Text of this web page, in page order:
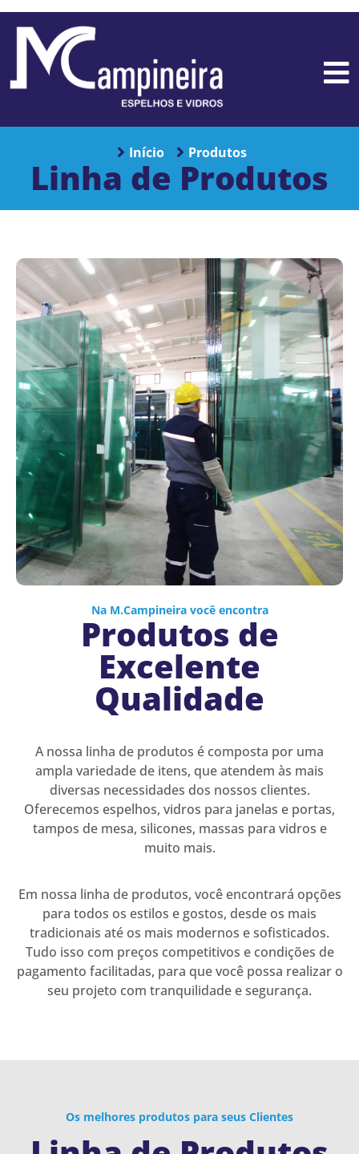
Início Produtos
Linha de Produtos
Na M.Campineira você encontra
Produtos de
Excelente
Qualidade
A nossa linha de produtos é composta por uma
ampla variedade de itens, que atendem às mais
diversas necessidades dos nossos clientes.
Oferecemos espelhos, vidros para janelas e portas,
tampos de mesa, silicones, massas para vidros e
muito mais.
Em nossa linha de produtos, você encontrará opções
para todos os estilos e gostos, desde os mais
tradicionais até os mais modernos e sofisticados.
Tudo isso com preços competitivos e condições de
pagamento facilitadas, para que você possa realizar o
seu projeto com tranquilidade e segurança.
Os melhores produtos para seus Clientes